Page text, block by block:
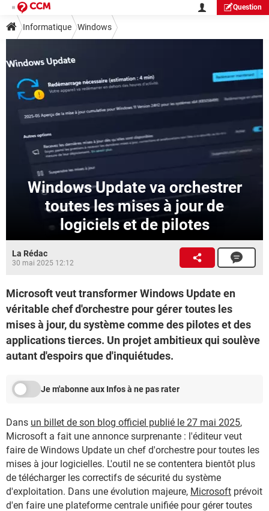
Question
Informatique Windows
Windows Update va orchestrer
toutes les mises à jour de
logiciels et de pilotes
La Rédac
30 mai 2025 12:12
Microsoft veut transformer Windows Update en
véritable chef d'orchestre pour gérer toutes les
mises à jour, du système comme des pilotes et des
applications tierces. Un projet ambitieux qui soulève
autant d'espoirs que d'inquiétudes.
Je m'abonne aux Infos à ne pas rater
Dans un billet de son blog officiel publié le 27 mai 2025,
Microsoft a fait une annonce surprenante : l'éditeur veut
faire de Windows Update un chef d'orchestre pour toutes les
mises à jour logicielles. L'outil ne se contentera bientôt plus
de télécharger les correctifs de sécurité du système
d'exploitation. Dans une évolution majeure, Microsoft prévoit
d'en faire une plateforme centrale unifiée pour gérer toutes